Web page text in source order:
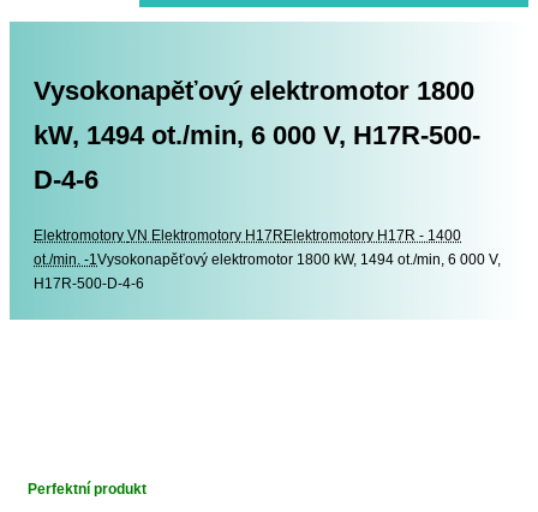
Vysokonapěťový elektromotor 1800
kW, 1494 ot./min, 6 000 V, H17R-500-
D-4-6
Elektromotory Elektromotory
VN Elektromotory H17R Elektromotory H17R - 1400
ot./min. -1Vysokonapěťový elektromotor 1800 kW, 1494 ot./min, 6 000 V,
H17R-500-D-4-6
Perfektní produkt